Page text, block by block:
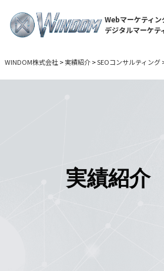
Webマーケティ
デジタルマーケテ
WINDOM株式会社>実績紹介>SEOコンサルティング
実績紹介